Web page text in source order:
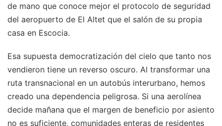
de mano que conoce mejor el protocolo de seguridad
del aeropuerto de El Altet que el salón de su propia
casa en Escocia.
Esa supuesta democratización del cielo que tanto nos
vendieron tiene un reverso oscuro. Al transformar una
ruta transnacional en un autobús interurbano, hemos
creado una dependencia peligrosa. Si una aerolínea
decide mañana que el margen de beneficio por asiento
no es suficiente, comunidades enteras de residentes